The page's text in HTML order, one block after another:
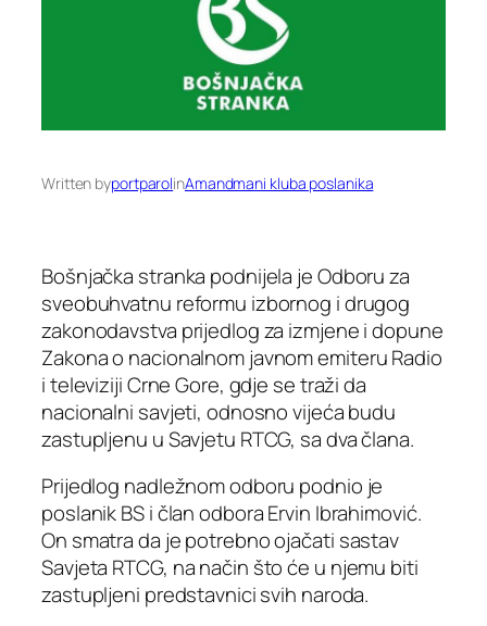
Written byportparolinAmandmani kluba poslanika
Bošnjačka stranka podnijela je Odboru za
sveobuhvatnu reformu izbornog i drugog
zakonodavstva prijedlog za izmjene i dopune
Zakona o nacionalnom javnom emiteru Radio
i televiziji Crne Gore, gdje se traži da
nacionalni savjeti, odnosno vijeća budu
zastupljenu u Savjetu RTCG, sa dva člana.
Prijedlog nadležnom odboru podnio je
poslanik BS i član odbora Ervin Ibrahimović.
On smatra da je potrebno ojačati sastav
Savjeta RTCG, na način što će u njemu biti
zastupljeni predstavnici svih naroda.